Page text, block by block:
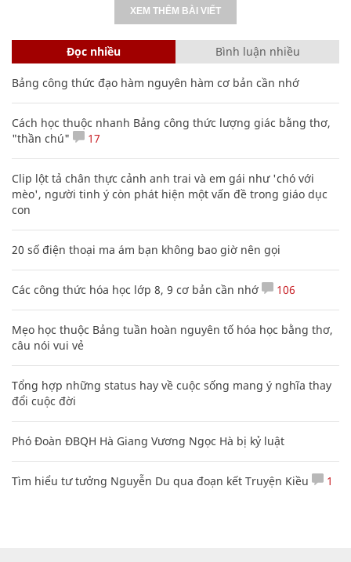
XEM THÊM BÀI VIẾT
Đọc nhiều Bình luận nhiều
Bảng công thức đạo hàm nguyên hàm cơ bản cần nhớ
Cách học thuộc nhanh Bảng công thức lượng giác bằng thơ,
"thần chú"
17
Clip lột tả chân thực cảnh anh trai và em gái như 'chó với
mèo', người tinh ý còn phát hiện một vấn đề trong giáo dục
con
20 số điện thoại ma ám bạn không bao giờ nên gọi
Các công thức hóa học lớp 8, 9 cơ bản cần nhớ 106
Mẹo học thuộc Bảng tuần hoàn nguyên tố hóa học bằng thơ,
câu nói vui vẻ
Tổng hợp những status hay về cuộc sống mang ý nghĩa thay
đổi cuộc đời
Phó Đoàn ĐBQH Hà Giang Vương Ngọc Hà bị kỷ luật
Tìm hiểu tư tưởng Nguyễn Du qua đoạn kết Truyện Kiều 1